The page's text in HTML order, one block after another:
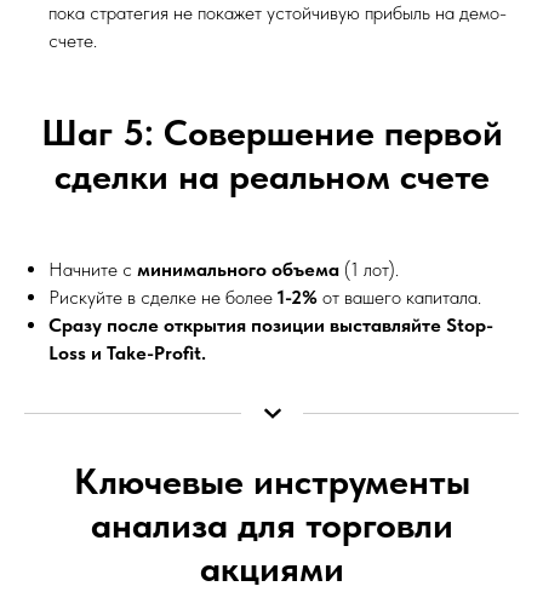
пока стратегия не покажет устойчивую прибыль на демо-
счете.
Шаг 5: Совершение первой
сделки на реальном счете
Начните с минимального объема (1 лот).
Рискуйте в сделке не более 1-2% от вашего капитала.
Сразу после открытия позиции выставляйте Stop-
Loss и Take-Profit.
Ключевые инструменты
анализа для торговли
акциями